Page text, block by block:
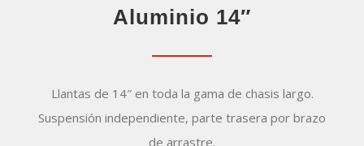
Aluminio 14″
Llantas de 14″ en toda la gama de chasis largo.
Suspensión independiente, parte trasera por brazo
de arrastre.